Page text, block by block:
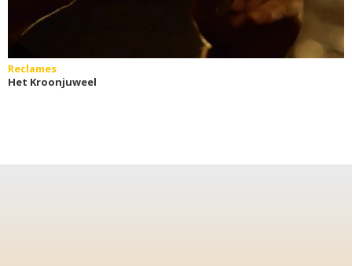
Reclames
Het Kroonjuweel